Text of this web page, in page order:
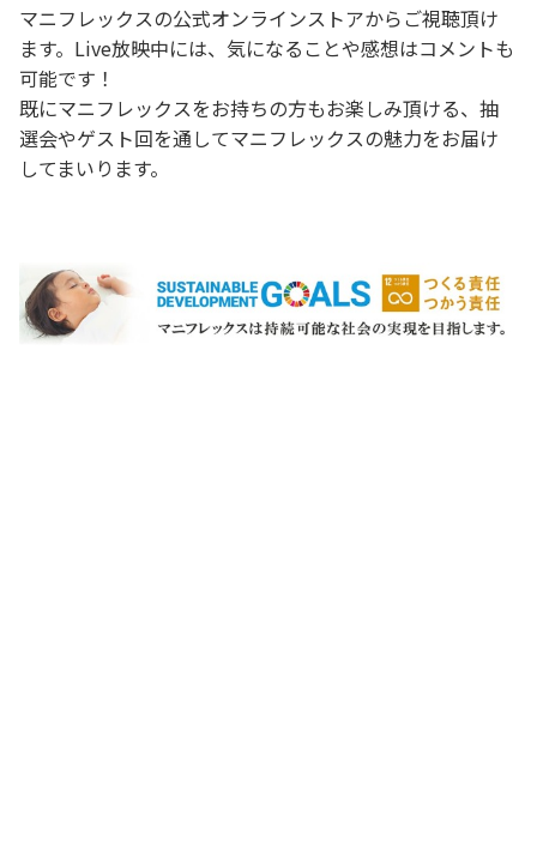
マニフレックスの公式オンラインストアからご視聴頂け
ます。Live放映中には、気になることや感想はコメントも
可能です！
既にマニフレックスをお持ちの方もお楽しみ頂ける、抽
選会やゲスト回を通してマニフレックスの魅力をお届け
してまいります。